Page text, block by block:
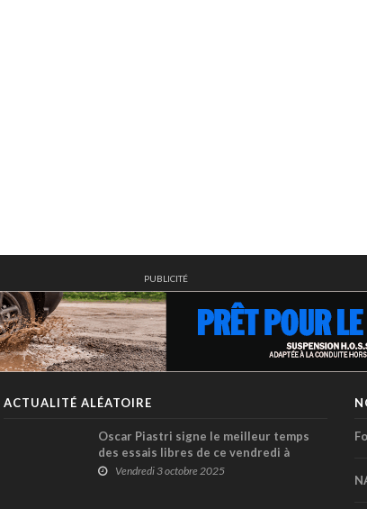
PUBLICITÉ
ACTUALITÉ ALÉATOIRE
Oscar Piastri signe le meilleur temps
des essais libres de ce vendredi à
Singapour; Lance Stroll 6ème
Vendredi 3 octobre 2025